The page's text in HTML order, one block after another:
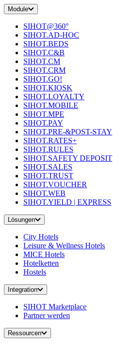
Module
SIHOT@360°
SIHOT.AD-HOC
SIHOT.BEDS
SIHOT.C&B
SIHOT.CM
SIHOT.CRM
SIHOT.GO!
SIHOT.KIOSK
SIHOT.LOYALTY
SIHOT.MOBILE
SIHOT.MPE
SIHOT.PAY
SIHOT.PRE-&POST-STAY
SIHOT.RATES+
SIHOT.RULES
SIHOT.SAFETY DEPOSIT
SIHOT.SALES
SIHOT.TRUST
SIHOT.VOUCHER
SIHOT.WEB
SIHOT.YIELD | EXPRESS
Lösungen
City Hotels
Leisure & Wellness Hotels
MICE Hotels
Hotelketten
Hostels
Integration
SIHOT Marketplace
Partner werden
Ressourcen